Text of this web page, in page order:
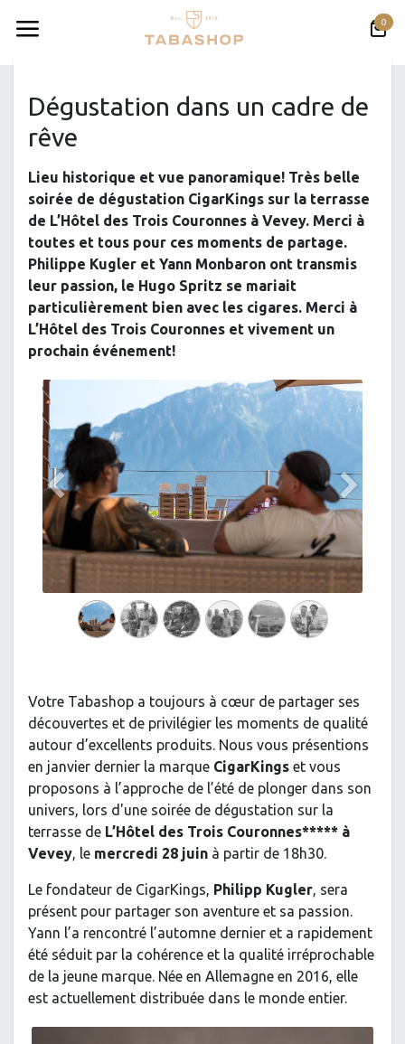
0
Dégustation dans un cadre de
rêve
Lieu historique et vue panoramique! Très belle
soirée de dégustation CigarKings sur la terrasse
de L’Hôtel des Trois Couronnes à Vevey. Merci à
toutes et tous pour ces moments de partage.
Philippe Kugler et Yann Monbaron ont transmis
leur passion, le Hugo Spritz se mariait
particulièrement bien avec les cigares. Merci à
L’Hôtel des Trois Couronnes et vivement un
prochain événement!
Précedent Suivant
Votre Tabashop a toujours à cœur de partager ses
découvertes et de privilégier les moments de qualité
autour d’excellents produits. Nous vous présentions
en janvier dernier la marque CigarKings et vous
proposons à l’approche de l’été de plonger dans son
univers, lors d'une soirée de dégustation sur la
terrasse de L’Hôtel des Trois Couronnes***** à
Vevey, le mercredi 28 juin à partir de 18h30.
Le fondateur de CigarKings, Philipp Kugler, sera
présent pour partager son aventure et sa passion.
Yann l’a rencontré l’automne dernier et a rapidement
été séduit par la cohérence et la qualité irréprochable
de la jeune marque. Née en Allemagne en 2016, elle
est actuellement distribuée dans le monde entier.